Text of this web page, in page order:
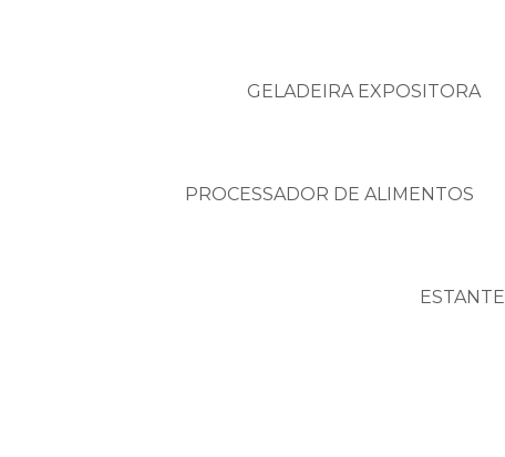
GELADEIRA EXPOSITORA
PROCESSADOR DE ALIMENTOS
ESTANTE